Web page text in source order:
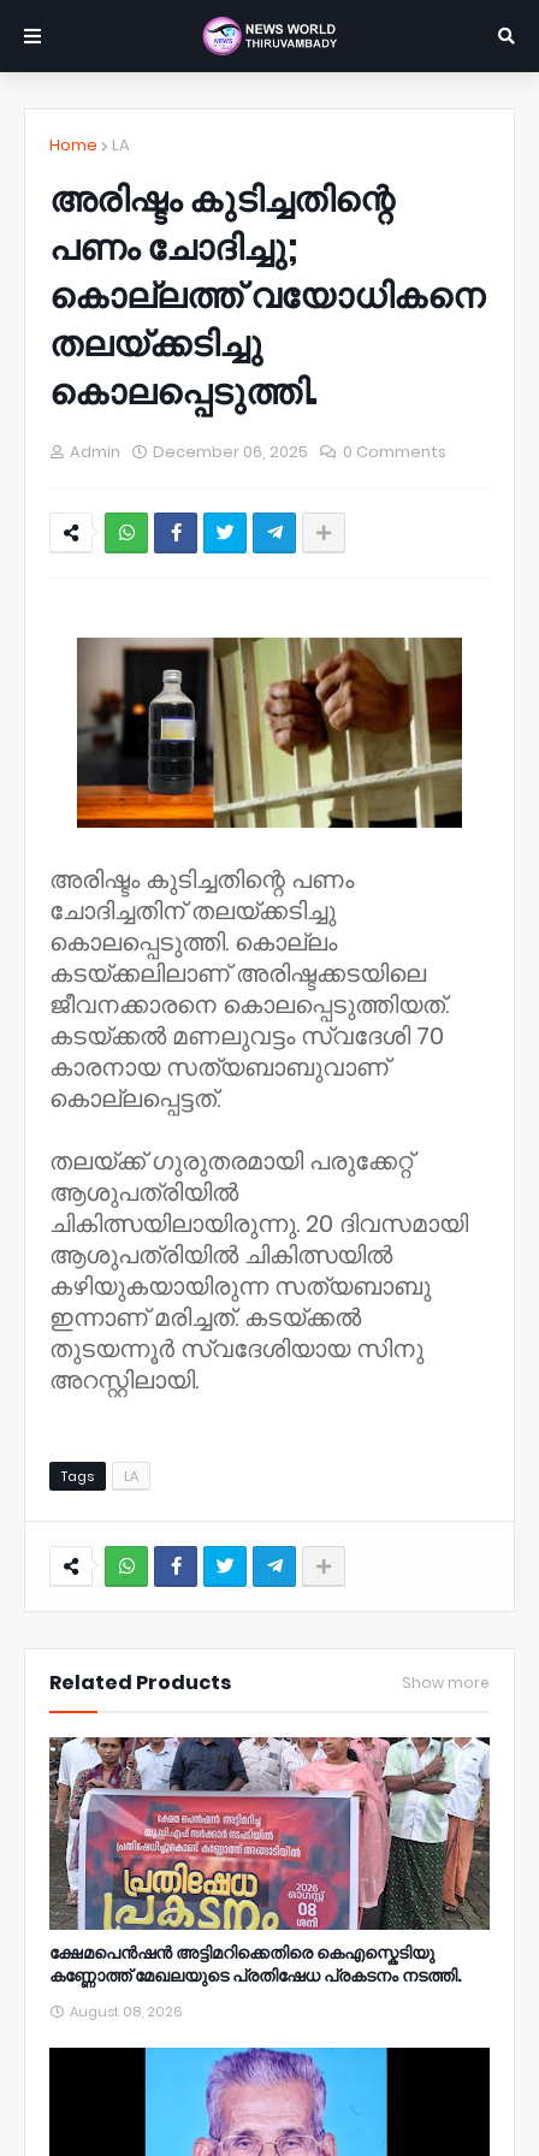
Home LA
അരിഷ്ടം കുടിച്ചതിന്റെ
പണം ചോദിച്ചു;
കൊല്ലത്ത് വയോധികനെ
തലയ്ക്കടിച്ചു
കൊലപ്പെടുത്തി.
Admin December 06, 2025 0 Comments
അരിഷ്ടം കുടിച്ചതിന്റെ പണം
ചോദിച്ചതിന് തലയ്ക്കടിച്ചു
കൊലപ്പെടുത്തി. കൊല്ലം
കടയ്ക്കലിലാണ് അരിഷ്ടക്കടയിലെ
ജീവനക്കാരനെ കൊലപ്പെടുത്തിയത്.
കടയ്ക്കൽ മണലുവട്ടം സ്വദേശി 70
കാരനായ സത്യബാബുവാണ്
കൊല്ലപ്പെട്ടത്.
തലയ്ക്ക് ഗുരുതരമായി പരുക്കേറ്റ്
ആശുപത്രിയിൽ
ചികിത്സയിലായിരുന്നു. 20 ദിവസമായി
ആശുപത്രിയിൽ ചികിത്സയിൽ
കഴിയുകയായിരുന്ന സത്യബാബു
ഇന്നാണ് മരിച്ചത്. കടയ്ക്കൽ
തുടയന്നൂർ സ്വദേശിയായ സിനു
അറസ്റ്റിലായി.
Tags LA
Related Products Show more
ക്ഷേമപെൻഷൻ അട്ടിമറിക്കെതിരെ കെഎസ്കെടിയു
കണ്ണോത്ത് മേഖലയുടെ പ്രതിഷേധ പ്രകടനം നടത്തി.
August 08, 2026